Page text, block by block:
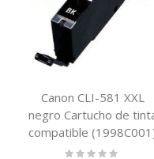
Canon CLI-581 XXL
negro Cartucho de
compatible
Rating: